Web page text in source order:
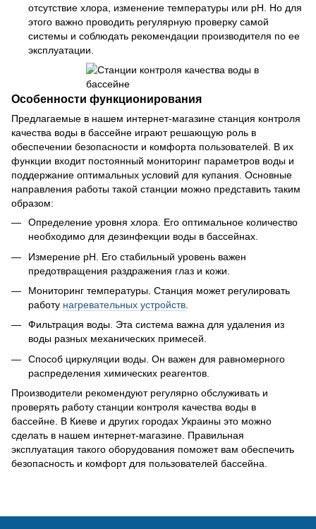
отсутствие хлора, изменение температуры или pH. Но для
этого важно проводить регулярную проверку самой
системы и соблюдать рекомендации производителя по ее
эксплуатации.
Особенности функционирования
Предлагаемые в нашем интернет-магазине станция контроля
качества воды в бассейне играют решающую роль в
обеспечении безопасности и комфорта пользователей. В их
функции входит постоянный мониторинг параметров воды и
поддержание оптимальных условий для купания. Основные
направления работы такой станции можно представить таким
образом:
Определение уровня хлора. Его оптимальное количество
необходимо для дезинфекции воды в бассейнах.
Измерение pH. Его стабильный уровень важен
предотвращения раздражения глаз и кожи.
Мониторинг температуры. Станция может регулировать
работу нагревательных устройств
Фильтрация воды. Эта система важна для удаления из
воды разных механических примесей.
Способ циркуляции воды. Он важен для равномерного
распределения химических реагентов.
Производители рекомендуют регулярно обслуживать и
проверять работу станции контроля качества воды в
бассейне. В Киеве и других городах Украины это можно
сделать в нашем интернет-магазине. Правильная
эксплуатация такого оборудования поможет вам обеспечить
безопасность и комфорт для пользователей бассейна.